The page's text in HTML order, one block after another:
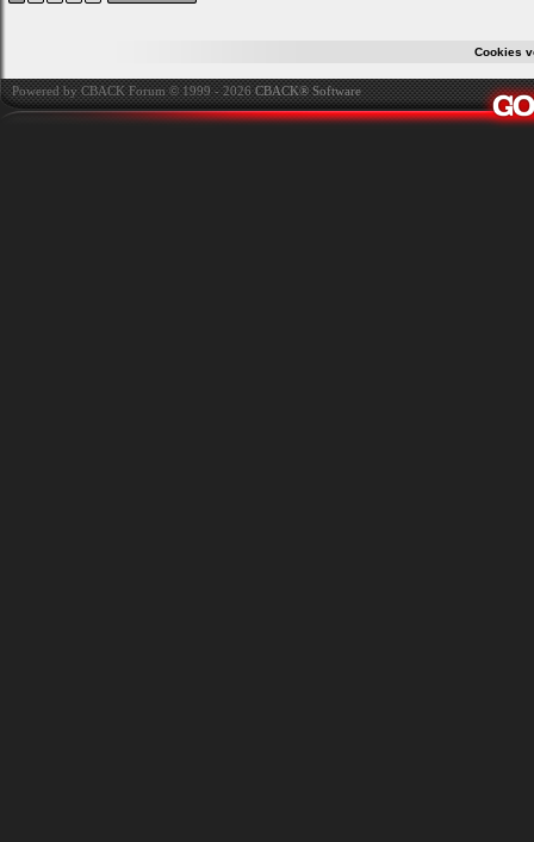
Cookies
Powered by CBACK Forum © 1999 - 2026CBACK® Software